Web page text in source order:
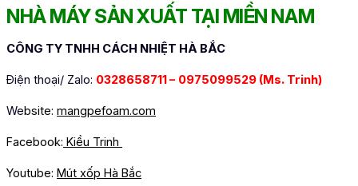
NHÀ MÁY SẢN XUẤT TẠI MIỀN NAM
CÔNG TY TNHH CÁCH NHIỆT HÀ BẮC
Điện thoại/ Zalo: 0328658711 – 0975099529 (Ms. Trinh)
Website: mangpefoam.com
Facebook: Kiều Trinh
Youtube: Mút xốp Hà Bắc